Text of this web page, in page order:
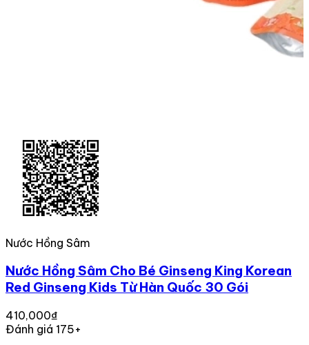
Nước Hồng Sâm
Nước Hồng Sâm Cho Bé Ginseng King Korean
Red Ginseng Kids Từ Hàn Quốc 30 Gói
410,000₫
Đánh giá 175+